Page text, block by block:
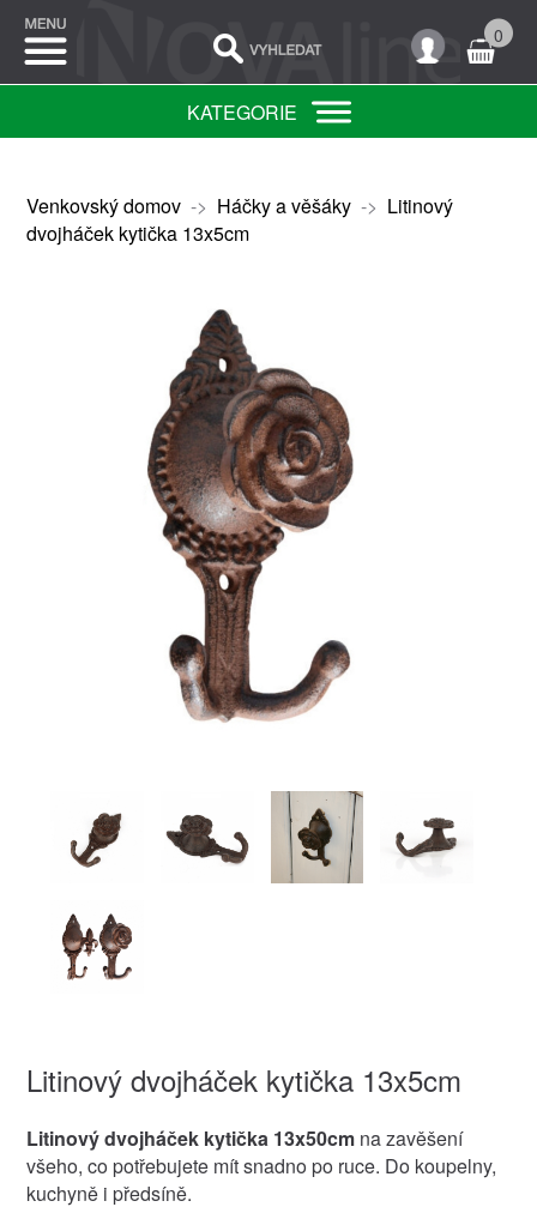
0
KATEGORIE
Venkovský domov-> Háčky a věšáky-> Litinový
dvojháček kytička 13x5cm
Litinový dvojháček kytička 13x5cm
Litinový dvojháček kytička 13x50cmna zavěšení
všeho, co potřebujete mít snadno po ruce. Do koupelny,
kuchyně i předsíně.